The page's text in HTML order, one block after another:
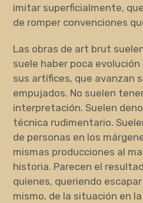
imitar superficialmente,
de romper convenciones
Las obras de art brut
suele haber poca
sus artífices, que avanzan
empujados. No suelen
interpretación. Suelen
técnica rudimentario.
de personas en los
mismas producciones al
historia. Parecen el
quienes, queriendo
mismo, de la situación en